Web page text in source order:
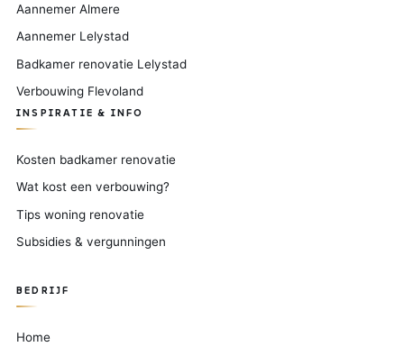
Aannemer Almere
Aannemer Lelystad
Badkamer renovatie Lelystad
Verbouwing Flevoland
INSPIRATIE & INFO
Kosten badkamer renovatie
Wat kost een verbouwing?
Tips woning renovatie
Subsidies & vergunningen
BEDRIJF
Home